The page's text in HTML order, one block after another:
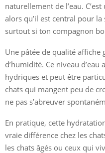
naturellement de l’eau.
alors qu’il est central pour
surtout si ton compagnon
Une pâtée de qualité affiche
d’humidité. Ce niveau
hydriques et peut être
chats qui mangent peu de
ne pas s’abreuver
En pratique, cette
vraie différence chez les
les chats âgés ou ceux qui